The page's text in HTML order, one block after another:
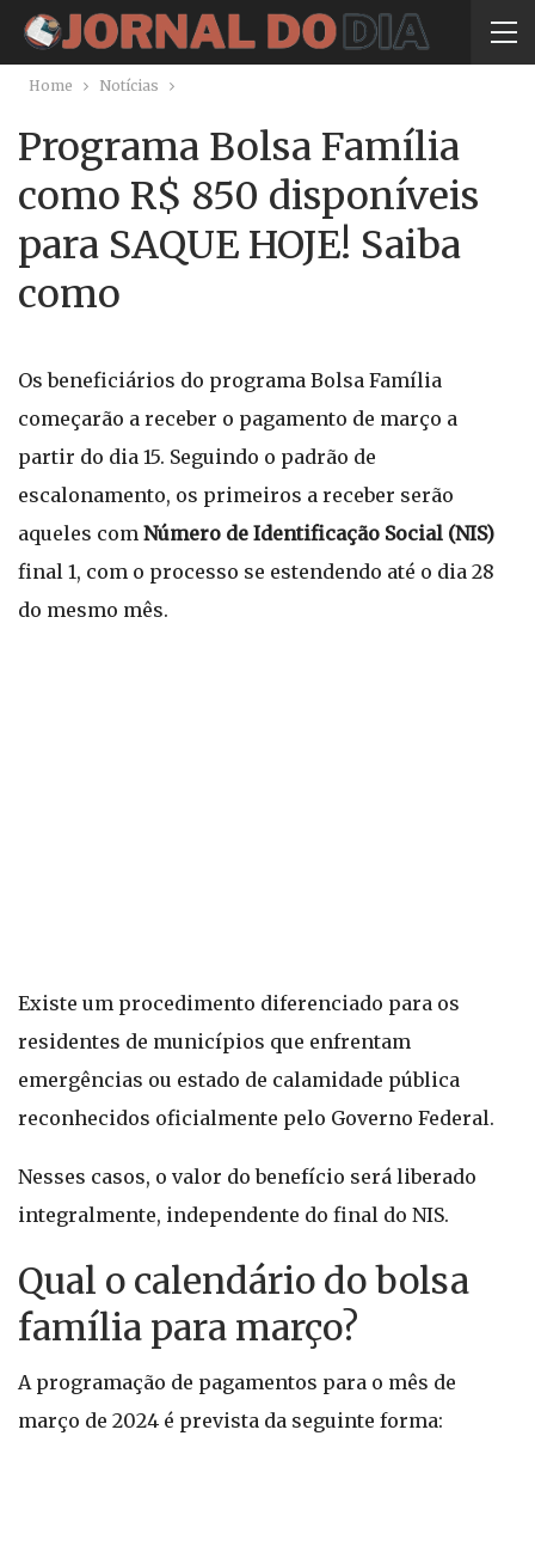
Home Notícias
Programa Bolsa Família
como R$ 850 disponíveis
para SAQUE HOJE! Saiba
como
Os beneficiários do programa Bolsa Família
começarão a receber o pagamento de março a
partir do dia 15. Seguindo o padrão de
escalonamento, os primeiros a receber serão
aqueles com Número de Identificação Social (NIS)
final 1, com o processo se estendendo até o dia 28
do mesmo mês.
Existe um procedimento diferenciado para os
residentes de municípios que enfrentam
emergências ou estado de calamidade pública
reconhecidos oficialmente pelo Governo Federal.
Nesses casos, o valor do benefício será liberado
integralmente, independente do final do NIS.
Qual o calendário do bolsa
família para março?
A programação de pagamentos para o mês de
março de 2024 é prevista da seguinte forma: